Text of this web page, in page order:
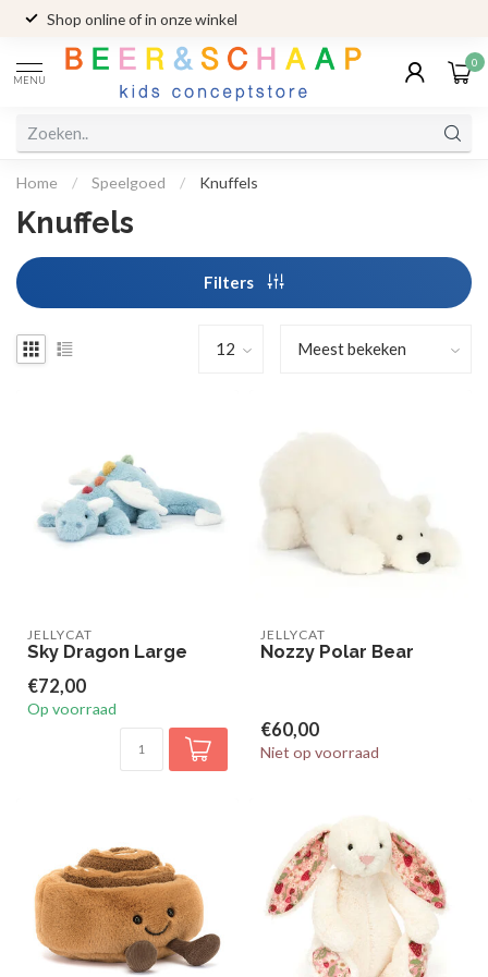
Shop online of in onze winkel
MENU
0
Home / Speelgoed / Knuffels
Knuffels
Filters
JELLYCAT
Sky Dragon Large
€72,00
Op voorraad
JELLYCAT
Nozzy Polar Bear
€60,00
Niet op voorraad